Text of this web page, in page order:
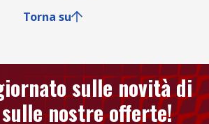
Torna su
sulle novità di
nostre offerte!